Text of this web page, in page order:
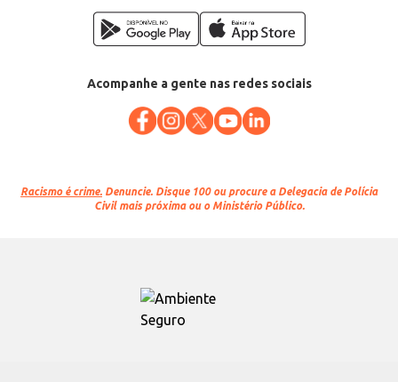
Acompanhe a gente nas redes sociais
Racismo é crime. Denuncie. Disque 100 ou procure a Delegacia de Polícia
Civil mais próxima ou o Ministério Público.